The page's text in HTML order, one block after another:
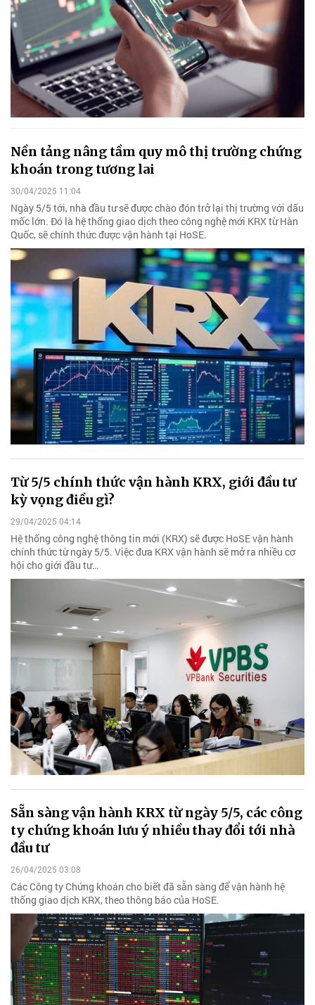
Nền tảng nâng tầm quy mô thị trường chứng
khoán trong tương lai
30/04/2025 11:04
Ngày 5/5 tới, nhà đầu tư sẽ được chào đón trở lại thị trường với dấu
mốc lớn. Đó là hệ thống giao dịch theo công nghệ mới KRX từ Hàn
Quốc, sẽ chính thức được vận hành tại HoSE.
Từ 5/5 chính thức vận hành KRX, giới đầu tư
kỳ vọng điều gì?
29/04/2025 04:14
Hệ thống công nghệ thông tin mới (KRX) sẽ được HoSE vận hành
chính thức từ ngày 5/5. Việc đưa KRX vận hành sẽ mở ra nhiều cơ
hội cho giới đầu tư…
Sẵn sàng vận hành KRX từ ngày 5/5, các công
ty chứng khoán lưu ý nhiều thay đổi tới nhà
đầu tư
26/04/2025 03:08
Các Công ty Chứng khoán cho biết đã sẵn sàng để vận hành hệ
thống giao dịch KRX, theo thông báo của HoSE.